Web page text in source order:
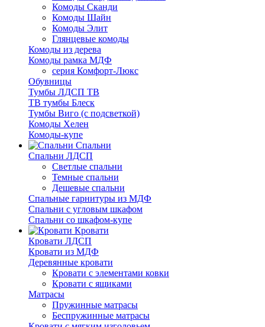
Комоды Сканди
Комоды Шайн
Комоды Элит
Глянцевые комоды
Комоды из дерева
Комоды рамка МДФ
серия Комфорт-Люкс
Обувницы
Тумбы ЛДСП ТВ
ТВ тумбы Блеск
Тумбы Виго (с подсветкой)
Комоды Хелен
Комоды-купе
Спальни
Спальни ЛДСП
Светлые спальни
Темные спальни
Дешевые спальни
Спальные гарнитуры из МДФ
Спальни с угловым шкафом
Спальни со шкафом-купе
Кровати
Кровати ЛДСП
Кровати из МДФ
Деревянные кровати
Кровати с элементами ковки
Кровати с ящиками
Матрасы
Пружинные матрасы
Беспружинные матрасы